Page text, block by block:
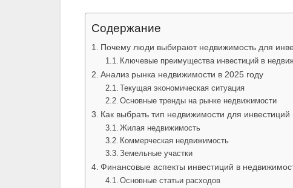
Содержание
Почему люди выбирают недвижимость для
Ключевые преимущества инвестиций в
Анализ рынка недвижимости в 2025 году
Текущая экономическая ситуация
Основные тренды на рынке недвижимости
Как выбрать тип недвижимости для инвестиций
Жилая недвижимость
Коммерческая недвижимость
Земельные участки
Финансовые аспекты инвестиций в
Основные статьи расходов